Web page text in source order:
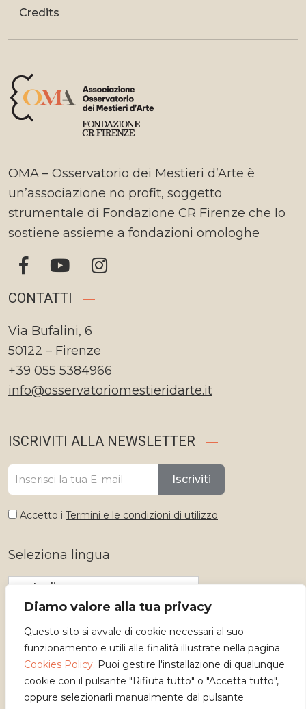
Diamo valore alla tua privacy
Questo sito si avvale di cookie necessari al suo
funzionamento e utili alle finalità illustrate nella pagina
Cookies Policy. Puoi gestire l'installazione di qualunque
cookie con il pulsante "Rifiuta tutto" o "Accetta tutto",
oppure selezionarli manualmente dal pulsante
Credits
OMA – Osservatorio dei Mestieri d’Arte è
un’associazione no profit, soggetto
strumentale di Fondazione CR Firenze che lo
sostiene assieme a fondazioni omologhe
CONTATTI
Via Bufalini, 6
50122 – Firenze
+39 055 5384966
info@osservatoriomestieridarte.it
ISCRIVITI ALLA NEWSLETTER
Iscriviti
Accetto i Termini e le condizioni di utilizzo
Seleziona lingua
Italiano